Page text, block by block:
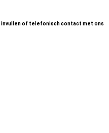
of telefonisch contact met ons